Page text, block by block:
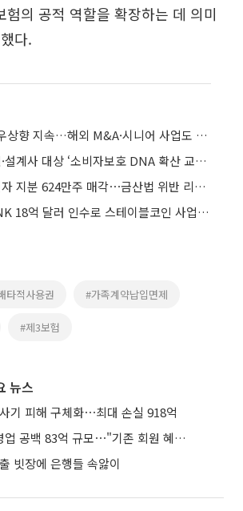
험의 공적 역할을 확장하는 데 의미
다.
삼성생명 “배당 우상향 지속…해외 M&A·시니어 사업도 검토”
삼성생명, 임직원·설계사 대상 ‘소비자보호 DNA 확산 교육’ 실시
삼성생명, 삼성전자 지분 624만주 매각⋯금산법 위반 리스크 선제 해소
마스터카드, BVNK 18억 달러 인수로 스테이블코인 사업 본격 확장
타적사용권 #가족계약납입면제
#제3보험
뉴스
기 피해 구체화⋯최대 손실 918억
롯데카드, 신규 영업 공백 83억 규모⋯"기존 회원 혜택으로 방어"
빗장에 은행들 속앓이